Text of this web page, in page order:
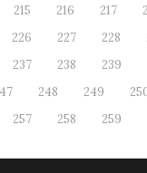
215 216 217
226 227 228
237 238 239
248 249
257 258 259